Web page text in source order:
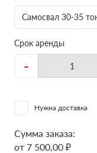
Самосвал 30-35
Срок аренды
-
Нужна доставка
Сумма заказа:
от 7 500,00 ₽